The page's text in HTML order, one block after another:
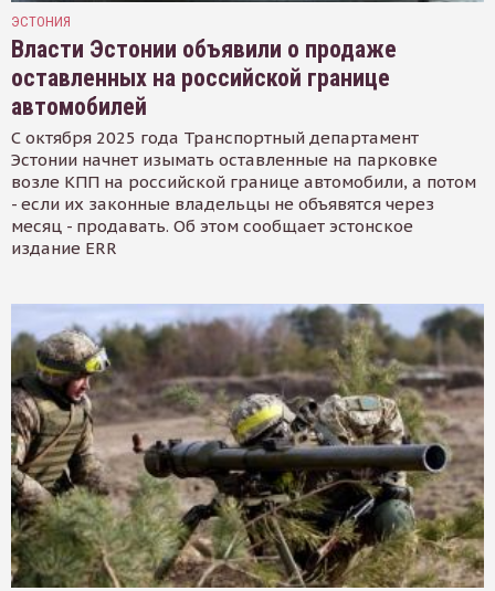
ЭСТОНИЯ
Власти Эстонии объявили о продаже
оставленных на российской границе
автомобилей
С октября 2025 года Транспортный департамент
Эстонии начнет изымать оставленные на парковке
возле КПП на российской границе автомобили, а потом
- если их законные владельцы не объявятся через
месяц - продавать. Об этом сообщает эстонское
издание ERR